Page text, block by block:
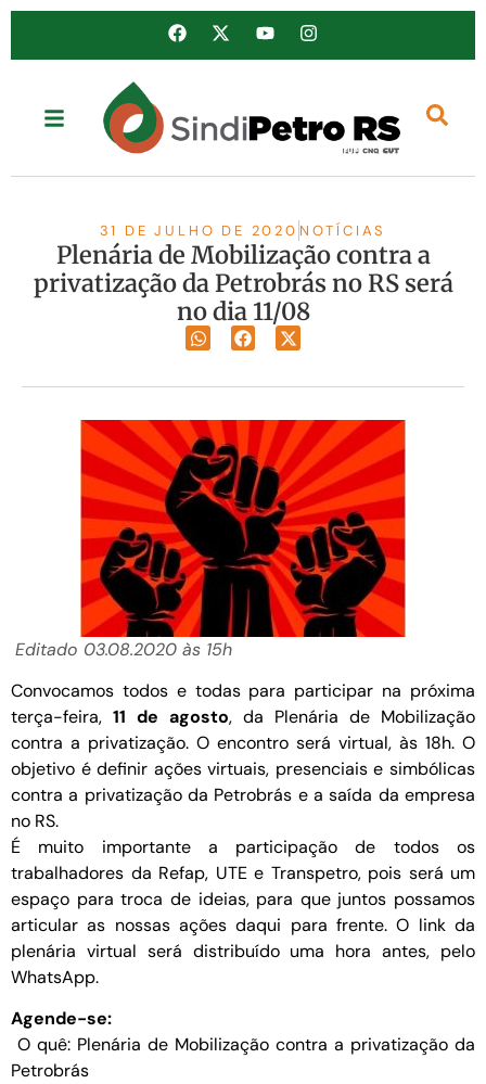
31 DE JULHO DE 2020 NOTÍCIAS
Plenária de Mobilização contra a
privatização da Petrobrás no RS será
no dia 11/08
Editado 03.08.2020 às 15h
Convocamos todos e todas para participar na próxima
terça-feira, 11 de agosto, da Plenária de Mobilização
contra a privatização. O encontro será virtual, às 18h. O
objetivo é definir ações virtuais, presenciais e simbólicas
contra a privatização da Petrobrás e a saída da empresa
no RS.
É muito importante a participação de todos os
trabalhadores da Refap, UTE e Transpetro, pois será um
espaço para troca de ideias, para que juntos possamos
articular as nossas ações daqui para frente. O link da
plenária virtual será distribuído uma hora antes, pelo
WhatsApp.
Agende-se:
O quê: Plenária de Mobilização contra a privatização da
Petrobrás